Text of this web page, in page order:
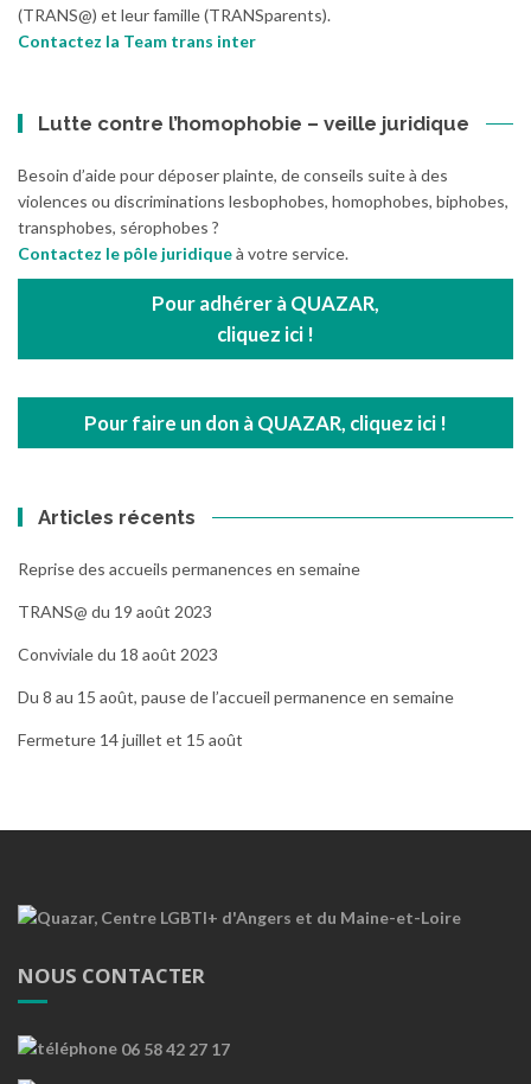
(TRANS@) et leur famille (TRANSparents).
Contactez la Team trans inter
Lutte contre l’homophobie – veille juridique
Besoin d’aide pour déposer plainte, de conseils suite à des
violences ou discriminations lesbophobes, homophobes, biphobes,
transphobes, sérophobes ?
Contactez le pôle juridiqueà votre service.
Pour adhérer à QUAZAR,
cliquez ici !
Pour faire un don à QUAZAR, cliquez ici !
Articles récents
Reprise des accueils permanences en semaine
TRANS@ du 19 août 2023
Conviviale du 18 août 2023
Du 8 au 15 août, pause de l’accueil permanence en semaine
Fermeture 14 juillet et 15 août
NOUS CONTACTER
06 58 42 27 17